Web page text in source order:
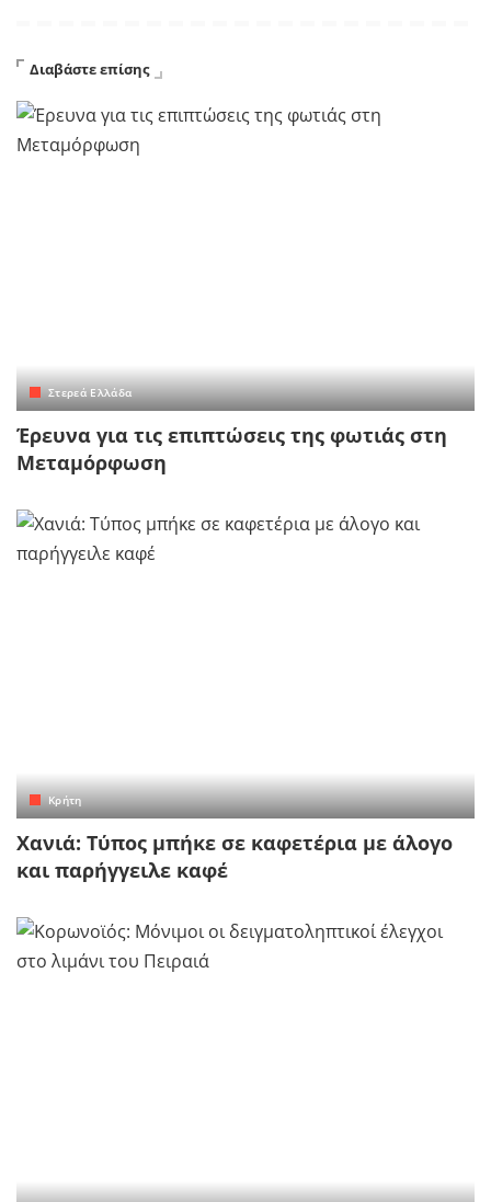
Διαβάστε επίσης
Στερεά Ελλάδα
Έρευνα για τις επιπτώσεις της φωτιάς στη
Μεταμόρφωση
Κρήτη
Χανιά: Τύπος μπήκε σε καφετέρια με άλογο
και παρήγγειλε καφέ